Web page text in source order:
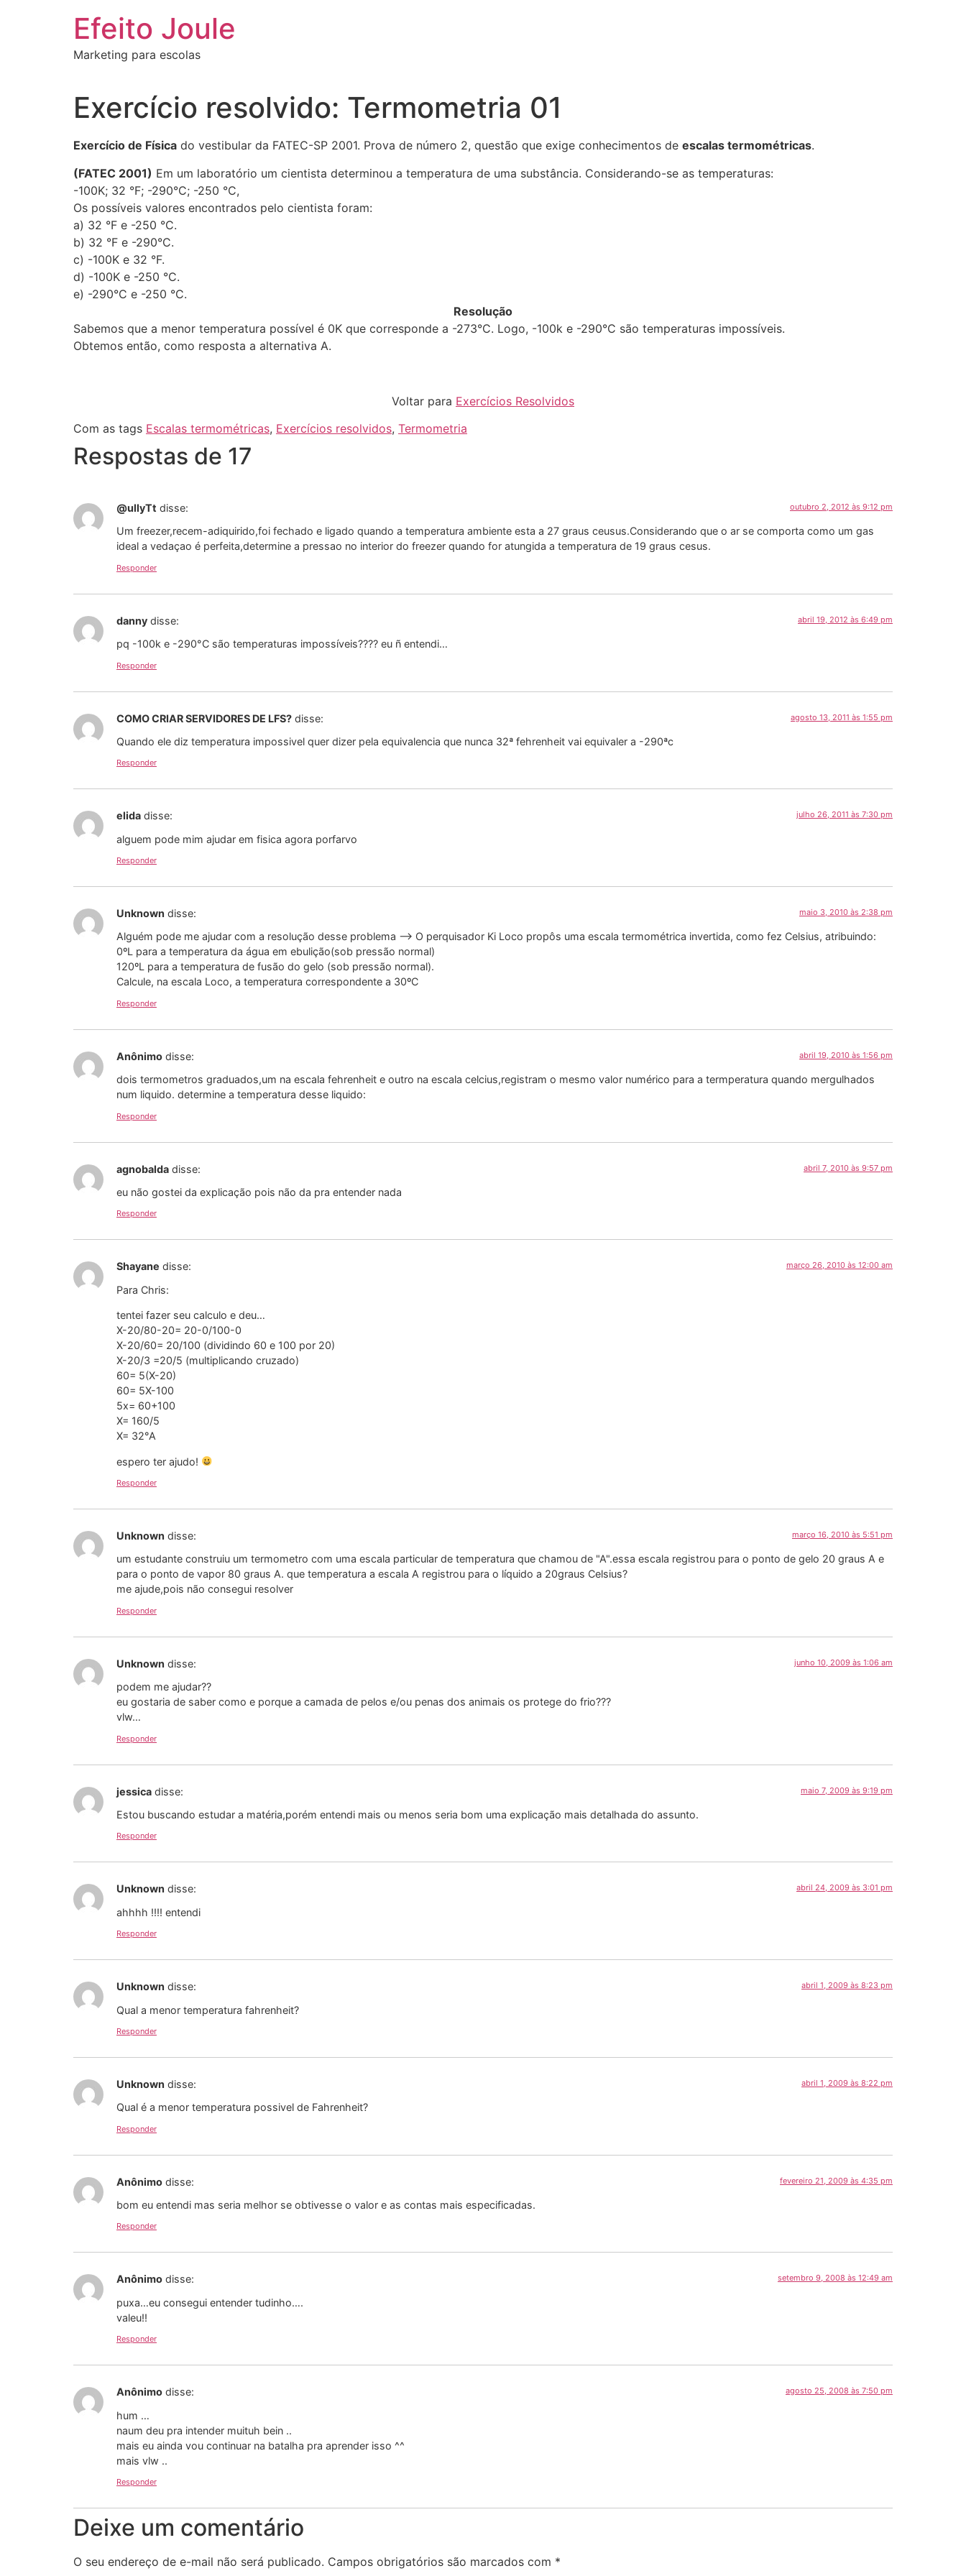
Efeito Joule
Marketing para escolas
Exercício resolvido: Termometria 01
Exercício de Física do vestibular da FATEC-SP 2001. Prova de número 2, questão que exige conhecimentos de escalas termométricas.
(FATEC 2001) Em um laboratório um cientista determinou a temperatura de uma substância. Considerando-se as temperaturas:
-100K; 32 °F; -290°C; -250 °C,
Os possíveis valores encontrados pelo cientista foram:
a) 32 °F e -250 °C.
b) 32 °F e -290°C.
c) -100K e 32 °F.
d) -100K e -250 °C.
e) -290°C e -250 °C.
Resolução
Sabemos que a menor temperatura possível é 0K que corresponde a -273°C. Logo, -100k e -290°C são temperaturas impossíveis.
Obtemos então, como resposta a alternativa A.
Voltar para Exercícios Resolvidos
Com as tags Escalas termométricas, Exercícios resolvidos, Termometria
Respostas de 17
@ullyTt disse: outubro 2, 2012 às 9:12 pm
Um freezer,recem-adiquirido,foi fechado e ligado quando a temperatura ambiente esta a 27 graus ceusus.Considerando que o ar se comporta como um gas
ideal a vedaçao é perfeita,determine a pressao no interior do freezer quando for atungida a temperatura de 19 graus cesus.
Responder
danny disse: abril 19, 2012 às 6:49 pm
pq -100k e -290°C são temperaturas impossíveis???? eu ñ entendi…
Responder
COMO CRIAR SERVIDORES DE LFS? disse: agosto 13, 2011 às 1:55 pm
Quando ele diz temperatura impossivel quer dizer pela equivalencia que nunca 32ª fehrenheit vai equivaler a -290ªc
Responder
elida disse: julho 26, 2011 às 7:30 pm
alguem pode mim ajudar em fisica agora porfarvo
Responder
Unknown disse: maio 3, 2010 às 2:38 pm
Alguém pode me ajudar com a resolução desse problema –> O perquisador Ki Loco propôs uma escala termométrica invertida, como fez Celsius, atribuindo:
0ºL para a temperatura da água em ebulição(sob pressão normal)
120ºL para a temperatura de fusão do gelo (sob pressão normal).
Calcule, na escala Loco, a temperatura correspondente a 30ºC
Responder
Anônimo disse: abril 19, 2010 às 1:56 pm
dois termometros graduados,um na escala fehrenheit e outro na escala celcius,registram o mesmo valor numérico para a termperatura quando mergulhados
num liquido. determine a temperatura desse liquido:
Responder
agnobalda disse: abril 7, 2010 às 9:57 pm
eu não gostei da explicação pois não da pra entender nada
Responder
Shayane disse: março 26, 2010 às 12:00 am
Para Chris:
tentei fazer seu calculo e deu…
X-20/80-20= 20-0/100-0
X-20/60= 20/100 (dividindo 60 e 100 por 20)
X-20/3 =20/5 (multiplicando cruzado)
60= 5(X-20)
60= 5X-100
5x= 60+100
X= 160/5
X= 32°A
espero ter ajudo!
Responder
Unknown disse: março 16, 2010 às 5:51 pm
um estudante construiu um termometro com uma escala particular de temperatura que chamou de "A".essa escala registrou para o ponto de gelo 20 graus A e
para o ponto de vapor 80 graus A. que temperatura a escala A registrou para o líquido a 20graus Celsius?
me ajude,pois não consegui resolver
Responder
Unknown disse: junho 10, 2009 às 1:06 am
podem me ajudar??
eu gostaria de saber como e porque a camada de pelos e/ou penas dos animais os protege do frio???
vlw…
Responder
jessica disse: maio 7, 2009 às 9:19 pm
Estou buscando estudar a matéria,porém entendi mais ou menos seria bom uma explicação mais detalhada do assunto.
Responder
Unknown disse: abril 24, 2009 às 3:01 pm
ahhhh !!!! entendi
Responder
Unknown disse: abril 1, 2009 às 8:23 pm
Qual a menor temperatura fahrenheit?
Responder
Unknown disse: abril 1, 2009 às 8:22 pm
Qual é a menor temperatura possivel de Fahrenheit?
Responder
Anônimo disse: fevereiro 21, 2009 às 4:35 pm
bom eu entendi mas seria melhor se obtivesse o valor e as contas mais especificadas.
Responder
Anônimo disse: setembro 9, 2008 às 12:49 am
puxa…eu consegui entender tudinho….
valeu!!
Responder
Anônimo disse: agosto 25, 2008 às 7:50 pm
hum …
naum deu pra intender muituh bein ..
mais eu ainda vou continuar na batalha pra aprender isso ^^
mais vlw ..
Responder
Deixe um comentário
O seu endereço de e-mail não será publicado. Campos obrigatórios são marcados com *